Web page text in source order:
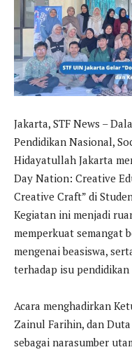
Jakarta, STF News –
Pendidikan Nasional,
Hidayatullah Jakarta
Day Nation: Creative
Creative Craft” di
Kegiatan ini menjadi
memperkuat semangat
mengenai beasiswa,
terhadap isu pendidikan
Acara menghadirkan
Zainul Farihin, dan
sebagai narasumber